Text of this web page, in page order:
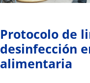
Protocolo de
desinfección
alimentaria